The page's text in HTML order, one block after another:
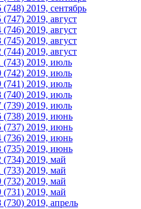
2019, сентябрь
2019, август
2019, август
2019, август
2019, август
(743) 2019, июль
(742) 2019, июль
(741) 2019, июль
(740) 2019, июль
(739) 2019, июль
(738) 2019, июнь
(737) 2019, июнь
(736) 2019, июнь
(735) 2019, июнь
2019, май
2019, май
2019, май
2019, май
2019, апрель